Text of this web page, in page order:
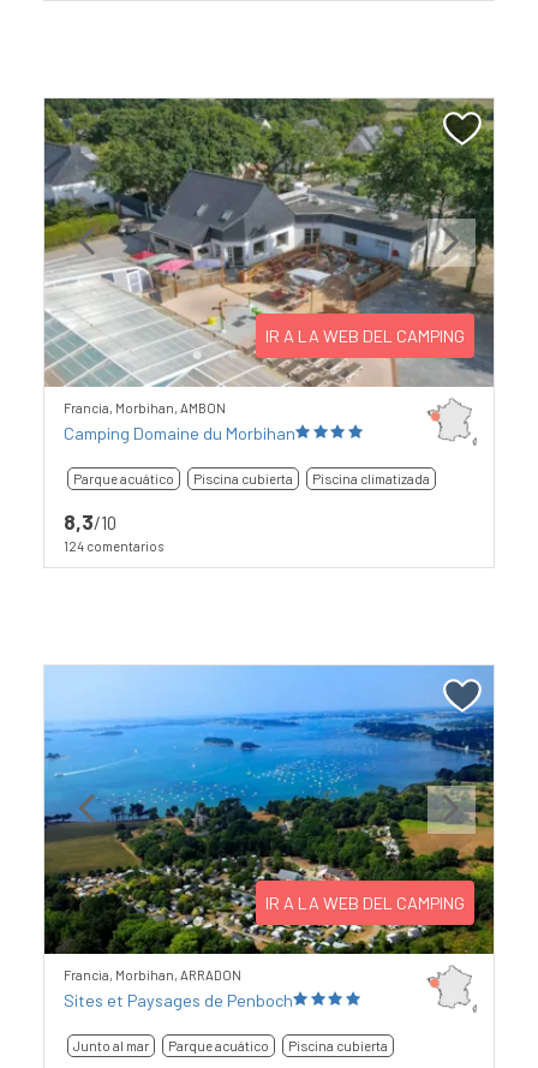
Previous Next
IR A LA WEB DEL CAMPING
Francia, Morbihan, AMBON
Camping Domaine du Morbihan
Parque acuático Piscina cubierta Piscina climatizada
8,3/10
124 comentarios
Previous Next
IR A LA WEB DEL CAMPING
Francia, Morbihan, ARRADON
Sites et Paysages de Penboch
Junto al mar Parque acuático Piscina cubierta